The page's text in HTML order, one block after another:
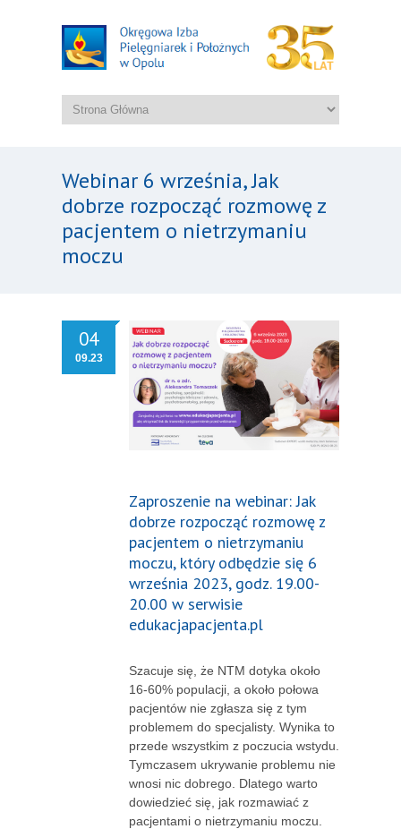
Webinar 6 września, Jak
dobrze rozpocząć rozmowę z
pacjentem o nietrzymaniu
moczu
04
09.23
Zaproszenie na webinar: Jak
dobrze rozpocząć rozmowę z
pacjentem o nietrzymaniu
moczu, który odbędzie się 6
września 2023, godz. 19.00-
20.00 w serwisie
edukacjapacjenta.pl
Szacuje się, że NTM dotyka około
16-60% populacji, a około połowa
pacjentów nie zgłasza się z tym
problemem do specjalisty. Wynika to
przede wszystkim z poczucia wstydu.
Tymczasem ukrywanie problemu nie
wnosi nic dobrego. Dlatego warto
dowiedzieć się, jak rozmawiać z
pacjentami o nietrzymaniu moczu.